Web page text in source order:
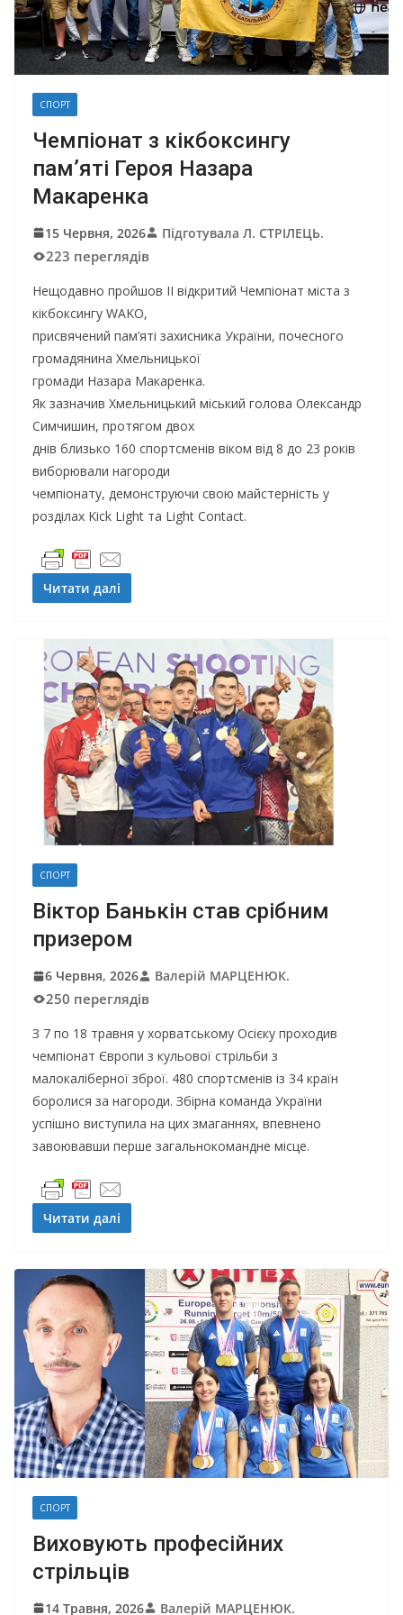
СПОРТ
Чемпіонат з кікбоксингу
пам’яті Героя Назара
Макаренка
15 Червня, 2026 Підготувала Л. СТРІЛЕЦЬ.
223 переглядів
Нещодавно пройшов ІІ відкритий Чемпіонат міста з
кікбоксингу WAKO,
присвячений пам’яті захисника України, почесного
громадянина Хмельницької
громади Назара Макаренка.
Як зазначив Хмельницький міський голова Олександр
Симчишин, протягом двох
днів близько 160 спортсменів віком від 8 до 23 років
виборювали нагороди
чемпіонату, демонструючи свою майстерність у
розділах Kick Light та Light Contact.
Читати далі
СПОРТ
Віктор Банькін став срібним
призером
6 Червня, 2026 Валерій МАРЦЕНЮК.
250 переглядів
З 7 по 18 травня у хорватському Осієку проходив
чемпіонат Європи з кульової стрільби з
малокаліберної зброї. 480 спортсменів із 34 країн
боролися за нагороди. Збірна команда України
успішно виступила на цих змаганнях, впевнено
завоювавши перше загальнокомандне місце.
Читати далі
СПОРТ
Виховують професійних
стрільців
14 Травня, 2026 Валерій МАРЦЕНЮК.